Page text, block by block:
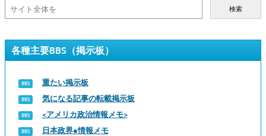
検索
各種主要BBS（掲示板）
重たい掲示板
気になる記事の転載掲示板
<アメリカ政治情報メモ>
日本政界●情報メモ